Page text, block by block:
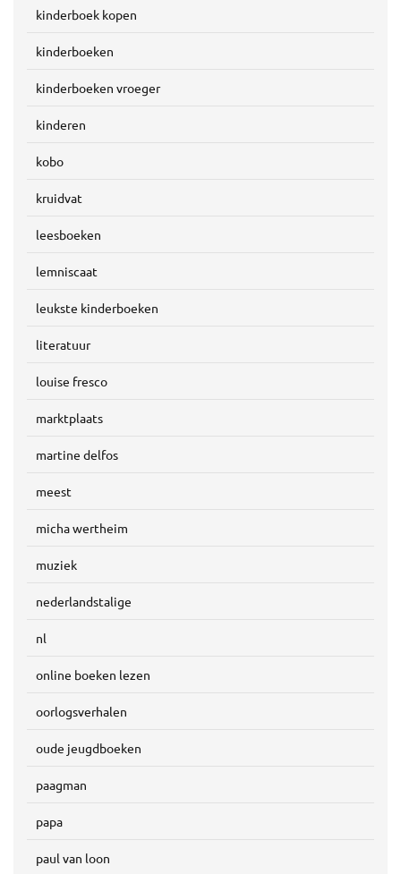
kinderboek kopen
kinderboeken
kinderboeken vroeger
kinderen
kobo
kruidvat
leesboeken
lemniscaat
leukste kinderboeken
literatuur
louise fresco
marktplaats
martine delfos
meest
micha wertheim
muziek
nederlandstalige
nl
online boeken lezen
oorlogsverhalen
oude jeugdboeken
paagman
papa
paul van loon